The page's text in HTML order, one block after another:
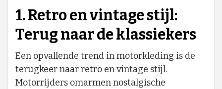
1. Retro en vintage stijl:
Terug naar de klassiekers
Een opvallende trend in motorkleding is de
terugkeer naar retro en vintage stijl.
Motorrijders omarmen nostalgische